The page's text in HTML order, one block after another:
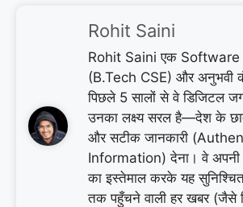
Rohit Saini
Rohit Saini एक Software
(B.Tech CSE) और अनुभवी
पिछले 5 सालों से वे डिजिटल
उनका लक्ष्य सरल है—देश के
और सटीक जानकारी
Information) देना। वे
का इस्तेमाल करके यह
तक पहुँचने वाली हर खबर (जैसे